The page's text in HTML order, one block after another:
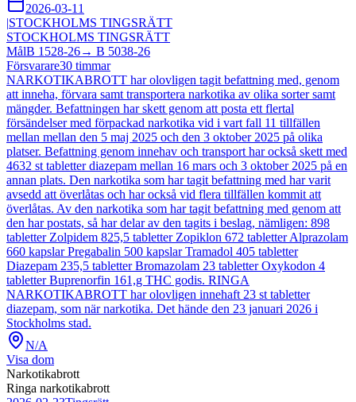
2026-03-11
|STOCKHOLMS TINGSRÄTT
STOCKHOLMS TINGSRÄTT
MålB 1528-26→ B 5038-26
Försvarare30 timmar
NARKOTIKABROTT har olovligen tagit befattning med, genom
att inneha, förvara samt transportera narkotika av olika sorter samt
mängder. Befattningen har skett genom att posta ett flertal
försändelser med förpackad narkotika vid i vart fall 11 tillfällen
mellan mellan den 5 maj 2025 och den 3 oktober 2025 på olika
platser. Befattning genom innehav och transport har också skett med
4632 st tabletter diazepam mellan 16 mars och 3 oktober 2025 på en
annan plats. Den narkotika som har tagit befattning med har varit
avsedd att överlåtas och har också vid flera tillfällen kommit att
överlåtas. Av den narkotika som har tagit befattning med genom att
den har postats, så har delar av den tagits i beslag, nämligen: 898
tabletter Zolpidem 825,5 tabletter Zopiklon 672 tabletter Alprazolam
660 kapslar Pregabalin 500 kapslar Tramadol 405 tabletter
Diazepam 235,5 tabletter Bromazolam 23 tabletter Oxykodon 4
tabletter Buprenorfin 161,g THC godis. RINGA
NARKOTIKABROTT har olovligen innehaft 23 st tabletter
diazepam, som när narkotika. Det hände den 23 januari 2026 i
Stockholms stad.
N/A
Visa dom
Narkotikabrott
Ringa narkotikabrott